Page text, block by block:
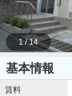
1 / 14
基本情報
賃料